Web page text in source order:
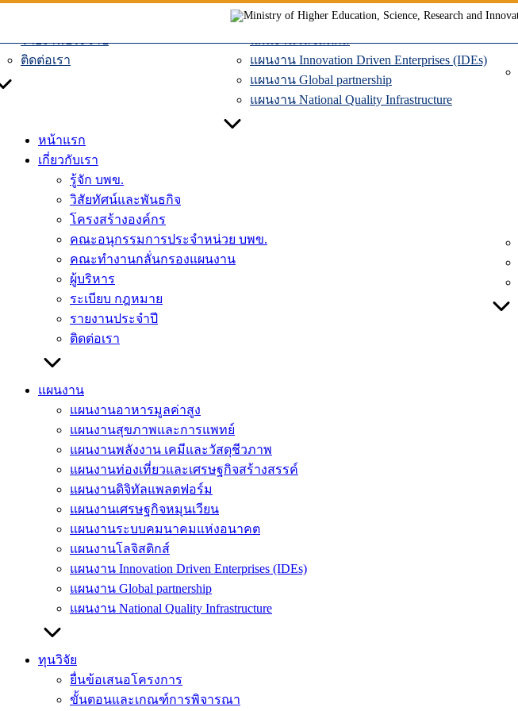
content
รายงานประจำปี
ติดต่อเรา
แผนงานระบบคมนาคมแห่งอนาคต
แผนงานโลจิสติกส์
แผนงาน Innovation Driven Enterprises (IDEs)
แผนงาน Global partnership
แผนงาน National Quality Infrastructure
หน้าแรก
เกี่ยวกับเรา
รู้จัก บพข.
วิสัยทัศน์และพันธกิจ
โครงสร้างองค์กร
คณะอนุกรรมการประจำหน่วย บพข.
คณะทำงานกลั่นกรองแผนงาน
ผู้บริหาร
ระเบียบ กฎหมาย
รายงานประจำปี
ติดต่อเรา
แผนงาน
แผนงานอาหารมูลค่าสูง
แผนงานสุขภาพและการแพทย์
แผนงานพลังงาน เคมีและวัสดุชีวภาพ
แผนงานท่องเที่ยวและเศรษฐกิจสร้างสรรค์
แผนงานดิจิทัลแพลตฟอร์ม
แผนงานเศรษฐกิจหมุนเวียน
แผนงานระบบคมนาคมแห่งอนาคต
แผนงานโลจิสติกส์
แผนงาน Innovation Driven Enterprises (IDEs)
แผนงาน Global partnership
แผนงาน National Quality Infrastructure
ทุนวิจัย
ยื่นข้อเสนอโครงการ
ขั้นตอนและเกณฑ์การพิจารณา